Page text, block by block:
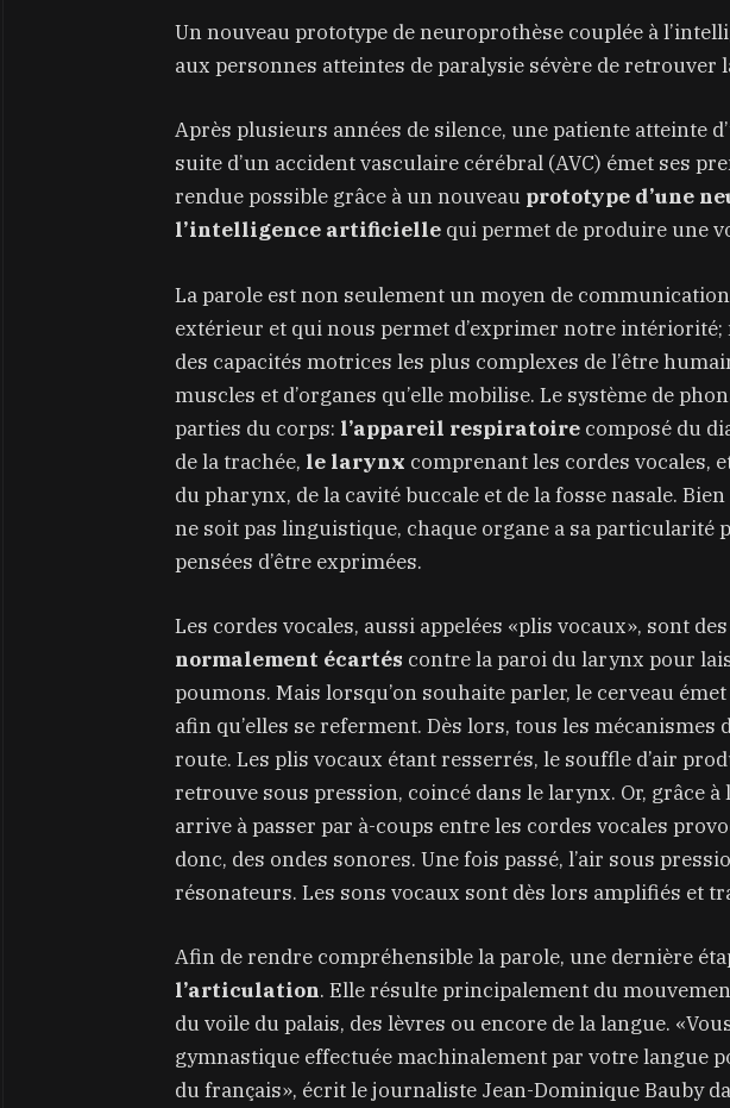
Un nouveau prototype de neuroprothèse couplée à
aux personnes atteintes de paralysie sévère de retrouver
Après plusieurs années de silence, une patiente atteinte
suite d’un accident vasculaire cérébral (AVC) émet ses
rendue possible grâce à un nouveau prototype d’une
l’intelligence artificiellequi permet de produire une
La parole est non seulement un moyen de
extérieur et qui nous permet d’exprimer notre intériorité;
des capacités motrices les plus complexes de l’être
muscles et d’organes qu’elle mobilise. Le système de
parties du corps: l’appareil respiratoirecomposé du
de la trachée, le larynx comprenant les cordes vocales,
du pharynx, de la cavité buccale et de la fosse nasale.
ne soit pas linguistique, chaque organe a sa particularité
pensées d’être exprimées.
Les cordes vocales, aussi appelées «plis vocaux», sont des
normalement écartés contre la paroi du larynx pour
poumons. Mais lorsqu’on souhaite parler, le cerveau
afin qu’elles se referment. Dès lors, tous les mécanismes
route. Les plis vocaux étant resserrés, le souffle d’air
retrouve sous pression, coincé dans le larynx. Or, grâce à
arrive à passer par à-coups entre les cordes vocales
donc, des ondes sonores. Une fois passé, l’air sous
résonateurs. Les sons vocaux sont dès lors amplifiés et
Afin de rendre compréhensible la parole, une dernière
l’articulation. Elle résulte principalement du
du voile du palais, des lèvres ou encore de la langue.
gymnastique effectuée machinalement par votre langue
du français», écrit le journaliste Jean-Dominique Bauby